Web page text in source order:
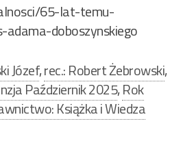
65-lat-temu-
doboszynskiego
Józef,rec.: Robert Żebrowski,
Październik 2025,Rok
Książka i Wiedza